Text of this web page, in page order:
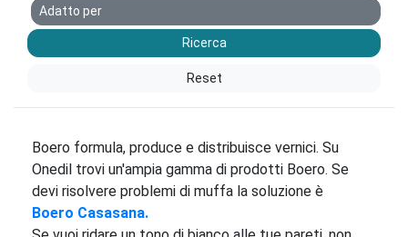
Adatto per
Ricerca
Reset
Boero formula, produce e distribuisce vernici. Su
Onedil trovi un'ampia gamma di prodotti Boero. Se
devi risolvere problemi di muffa la soluzione è
Boero Casasana.